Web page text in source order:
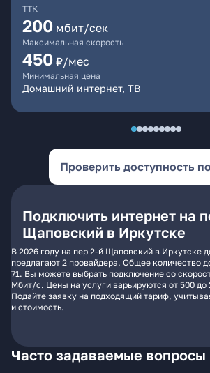
ТТК
200 мбит/сек
Максимальная скорость
450 ₽/мес
Минимальная цена
Домашний интернет, ТВ
Проверить доступность
Подключить интернет на
Щаповский в Иркутске
В 2026 году на пер 2-й Щаповский в Иркутске
предлагают 2 провайдера. Общее количество
71. Вы можете выбрать подключение со
Мбит/с. Цены на услуги варьируются от 500 до
Подайте заявку на подходящий тариф,
и стоимость.
Часто задаваемые вопросы